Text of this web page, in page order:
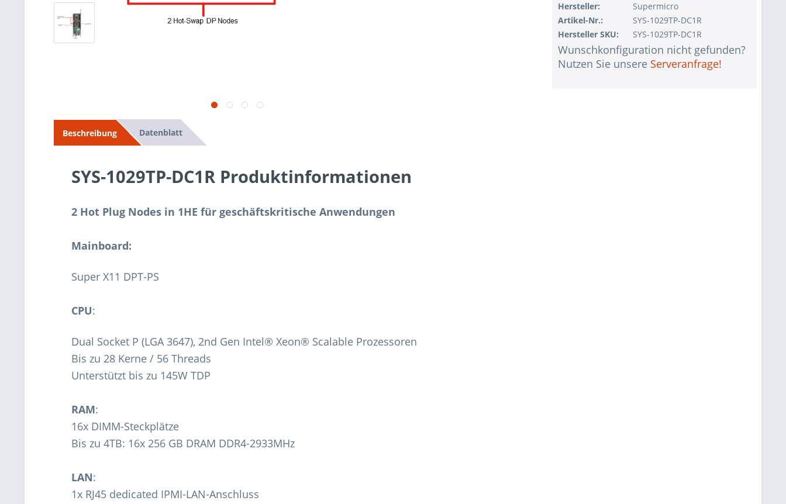
Hersteller:
Supermicro
Artikel-Nr.:
SYS-1029TP-DC1R
Hersteller SKU:
SYS-1029TP-DC1R
Wunschkonfiguration nicht gefunden?
Nutzen Sie unsere Serveranfrage!
Beschreibung Datenblatt
SYS-1029TP-DC1R Produktinformationen
2 Hot Plug Nodes in 1HE für geschäftskritische Anwendungen
Mainboard:
Super X11 DPT-PS
CPU:
Dual Socket P (LGA 3647), 2nd Gen Intel® Xeon® Scalable Prozessoren
Bis zu 28 Kerne / 56 Threads
Unterstützt bis zu 145W TDP
RAM:
16x DIMM-Steckplätze
Bis zu 4TB: 16x 256 GB DRAM DDR4-2933MHz
LAN:
1x RJ45 dedicated IPMI-LAN-Anschluss